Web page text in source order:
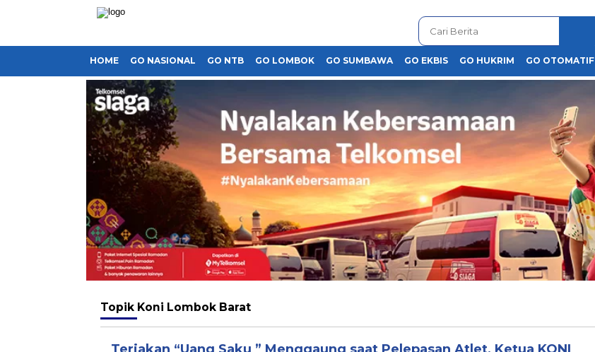
HOME GO NASIONAL GO NTB GO LOMBOK GO SUMBAWA GO EKBIS GO HUKRIM GO OTOMATIF
Topik Koni Lombok Barat
Teriakan “Uang Saku ” Menggaung saat Pelepasan Atlet, Ketua KONI